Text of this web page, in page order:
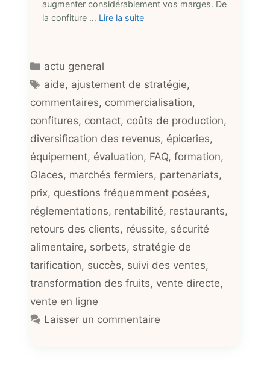
augmenter considérablement vos marges. De
la confiture … Lire la suite
Catégories
actu general
Étiquettes
aide, ajustement de stratégie,
commentaires, commercialisation,
confitures, contact, coûts de production,
diversification des revenus, épiceries,
équipement, évaluation, FAQ, formation,
Glaces, marchés fermiers, partenariats,
prix, questions fréquemment posées,
réglementations, rentabilité, restaurants,
retours des clients, réussite, sécurité
alimentaire, sorbets, stratégie de
tarification, succès, suivi des ventes,
transformation des fruits, vente directe,
vente en ligne
Laisser un commentaire